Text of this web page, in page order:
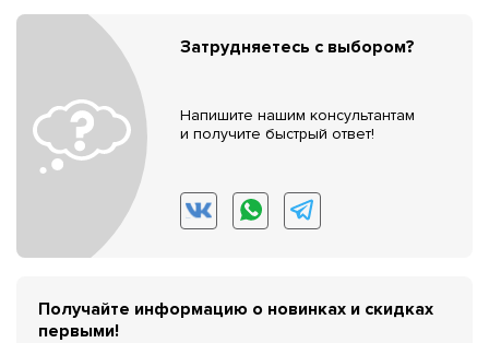
Затрудняетесь с выбором?
Напишите нашим консультантам
и получите быстрый ответ!
Получайте информацию о новинках и скидках
первыми!